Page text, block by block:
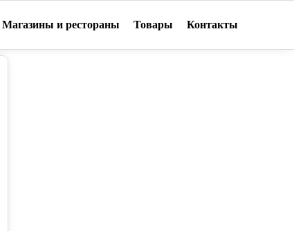
Магазины и рестораны Товары Контакты